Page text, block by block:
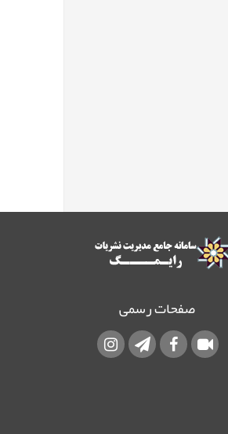
صفحات رسمی